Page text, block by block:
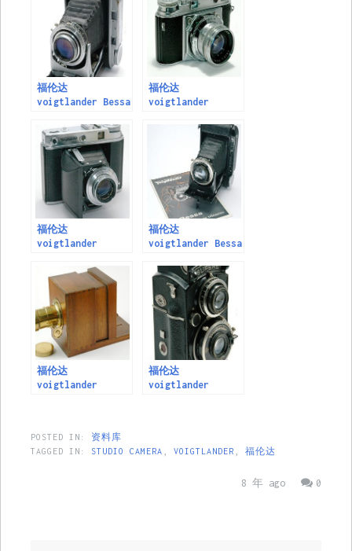
福伦达
voigtlander Bessa
1956.
福伦达
voigtlander
Series(1950-1959)
福伦达
voigtlander
(1950-1958)
福伦达
voigtlander Bessa
1950)
福伦达
voigtlander
福伦达
voigtlander
POSTED IN: 资料库
TAGGED IN: STUDIO CAMERA VOIGTLANDER 福伦达
0
8 年 ago